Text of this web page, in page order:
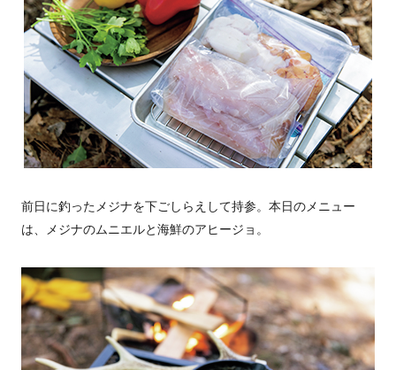
前日に釣ったメジナを下ごしらえして持参。本日のメニュー
は、メジナのムニエルと海鮮のアヒージョ。